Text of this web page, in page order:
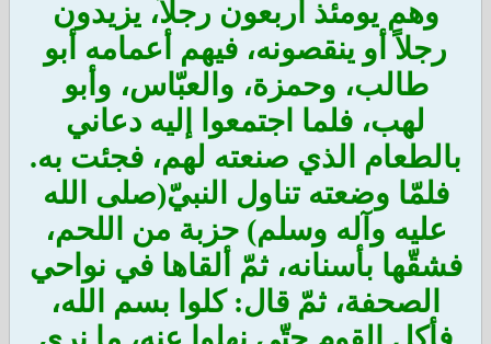
وهم يومئذ أربعون رجلاً، يزيدون
رجلاً أو ينقصونه، فيهم أعمامه أبو
طالب، وحمزة، والعبّاس، وأبو
لهب، فلما اجتمعوا إليه دعاني
بالطعام الذي صنعته لهم، فجئت به.
فلمّا وضعته تناول النبيّ(صلى الله
عليه وآله وسلم) حزبة من اللحم،
فشقّها بأسنانه، ثمّ ألقاها في نواحي
الصحفة، ثمّ قال: كلوا بسم الله،